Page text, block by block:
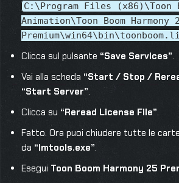
C:\Program Files (x86)\Toon
Animation\Toon Boom Harmony
Clicca sul pulsante “Save Services”.
Vai alla scheda “Start / Stop /
“Start Server”.
Clicca su “Reread License File”.
Fatto. Ora puoi chiudere tutte le
da “lmtools.exe”.
Esegui Toon Boom Harmony 25